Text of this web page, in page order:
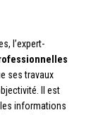
l’expert-
ses travaux
Il est
informations